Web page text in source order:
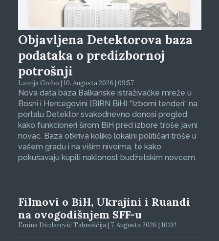
Objavljena Detektorova baza
podataka o predizbornoj
potrošnji
Lamija Grebo | 10. Augusta 2026 | 09:57
Nova data baza Balkanske istraživačke mreže u
Bosni i Hercegovini (BIRN BiH) “Izborni tenderi“ na
portalu Detektor svakodnevno donosi pregled
kako funkcioneri širom BiH pred izbore troše javni
novac. Baza otkriva koliko lokalni političari troše u
vašem gradu i na višim nivoima, te kako
pokušavaju kupiti naklonost budžetskim novcem.
Filmovi o BiH, Ukrajini i Ruandi
na ovogodišnjem SFF-u
Emina Dizdarević Tahmiščija | 7. Augusta 2026 | 10:02